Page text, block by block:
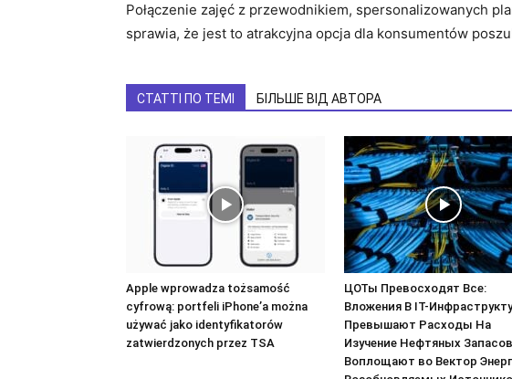
Połączenie zajęć z przewodnikiem, spersonalizowanych
sprawia, że ​​jest to atrakcyjna opcja dla konsumentów
СТАТТІ ПО ТЕМІ БІЛЬШЕ ВІД АВТОРА
Apple wprowadza tożsamość
cyfrową: portfeli iPhone’a można
używać jako identyfikatorów
zatwierdzonych przez TSA
ЦОТы Превосходят Все:
Вложения В IT-
Превышают Расходы На
Изучение Нефтяных
Воплощают во Вектор